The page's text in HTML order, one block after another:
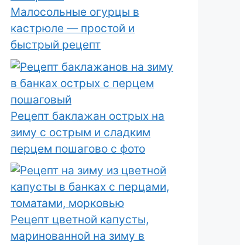
Малосольные огурцы в
кастрюле — простой и
быстрый рецепт
Рецепт баклажан острых на
зиму с острым и сладким
перцем пошагово с фото
Рецепт цветной капусты,
маринованной на зиму в